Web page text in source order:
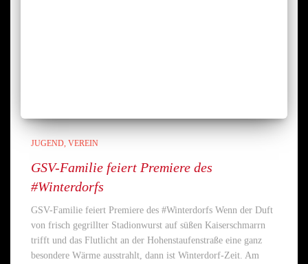
JUGEND VEREIN
GSV-Familie feiert Premiere des
#Winterdorfs
GSV-Familie feiert Premiere des #Winterdorfs Wenn der Duft
von frisch gegrillter Stadionwurst auf süßen Kaiserschmarrn
trifft und das Flutlicht an der Hohenstaufenstraße eine ganz
besondere Wärme ausstrahlt, dann ist Winterdorf-Zeit. Am